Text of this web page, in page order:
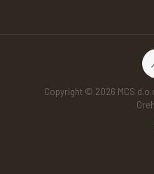
Copyright © 2026 MCS